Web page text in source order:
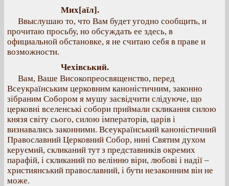
Мих[аїл].
Ввыслушаю то, что Вам будет угодно сообщить, и
прочитаю просьбу, но обсуждать ее здесь, в
официальной обстановке, я не считаю себя в праве и
возможности.
Чехівський.
Вам, Ваше Високопреосвященство, перед
Всеукраїнським церковним каноністичним, законно
зібраним Собором я мушу засвідчити слідуюче, що
церковні вселенські собори приймали скликання силою
князя світу сього, силою імператорів, царів і
визнавались законними. Всеукраїнський каноністичний
Православний Церковний Собор, нині Святим духом
керуємий, скликаний тут з представників окремих
парафій, і скликаний по велінню віри, любові і надії –
християнський православний, і бути незаконним він не
може.